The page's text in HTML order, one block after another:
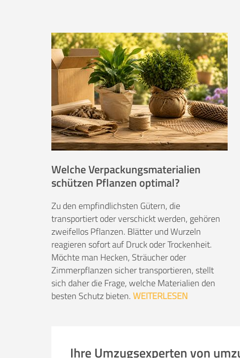
Welche Verpackungsmaterialien
schützen Pflanzen optimal?
Zu den empfindlichsten Gütern, die
transportiert oder verschickt werden, gehören
zweifellos Pflanzen. Blätter und Wurzeln
reagieren sofort auf Druck oder Trockenheit.
Möchte man Hecken, Sträucher oder
Zimmerpflanzen sicher transportieren, stellt
sich daher die Frage, welche Materialien den
besten Schutz bieten.WEITERLESEN
Ihre Umzugsexperten von